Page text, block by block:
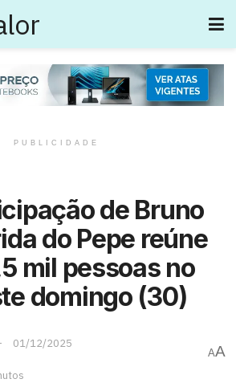
PUBLICIDADE
de Bruno
do Pepe reúne
mil pessoas no
domingo (30)
01/12/2025
AA